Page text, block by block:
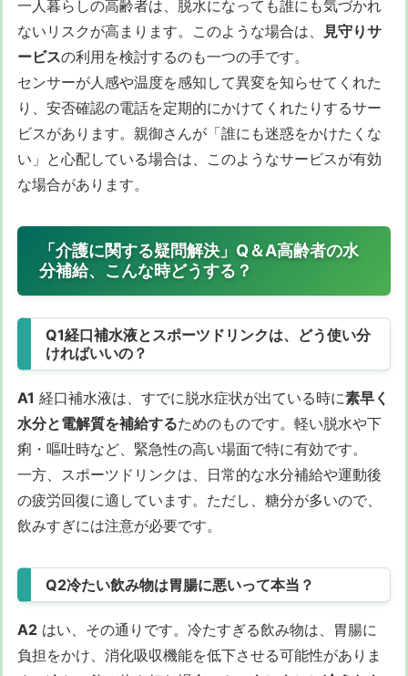
一人暮らしの高齢者は、脱水になっても誰にも気づかれ
ないリスクが高まります。このような場合は、
見守りサ
ービスの利用を検討するのも一つの手です。
センサーが人感や温度を感知して異変を知らせてくれた
り、安否確認の電話を定期的にかけてくれたりするサー
ビスがあります。親御さんが「誰にも迷惑をかけたくな
い」と心配している場合は、このようなサービスが有効
な場合があります。
「介護に関する疑問解決」Q＆A高齢者の水
分補給、こんな時どうする？
Q1経口補水液とスポーツドリンクは、どう使い分
ければいいの？
A1 経口補水液は、すでに脱水症状が出ている時に素早く
水分と電解質を補給するためのものです。軽い脱水や下
痢・嘔吐時など、緊急性の高い場面で特に有効です。
一方、スポーツドリンクは、日常的な水分補給や運動後
の疲労回復に適しています。ただし、糖分が多いので、
飲みすぎには注意が必要です。
Q2冷たい飲み物は胃腸に悪いって本当？
A2 はい、その通りです。冷たすぎる飲み物は、胃腸に
負担をかけ、消化吸収機能を低下させる可能性がありま